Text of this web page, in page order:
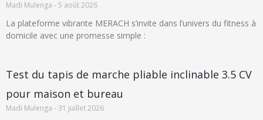
Madi Mulenga 5 août 2026
La plateforme vibrante MERACH s’invite dans l’univers du fitness à
domicile avec une promesse simple :
Test du tapis de marche pliable inclinable 3.5 CV
pour maison et bureau
Madi Mulenga 31 juillet 2026